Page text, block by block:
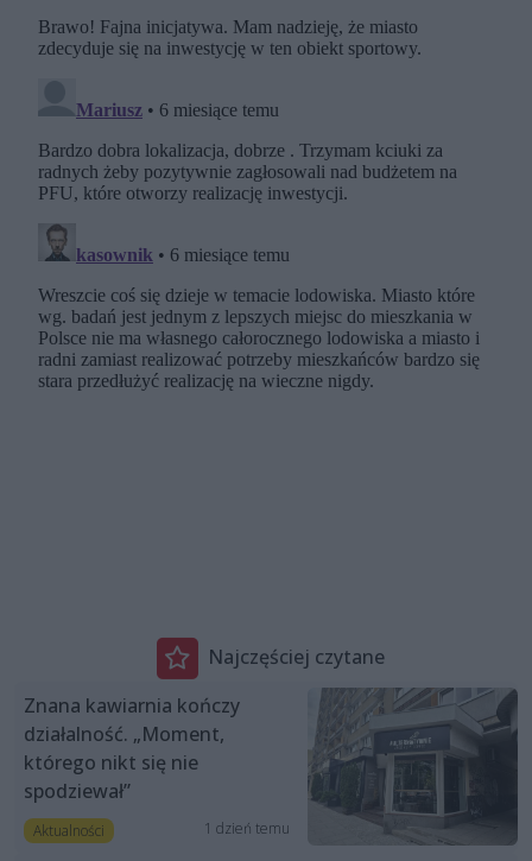
Najczęściej czytane
Znana kawiarnia kończy
działalność. „Moment,
którego nikt się nie
spodziewał”
Aktualności 1 dzień temu